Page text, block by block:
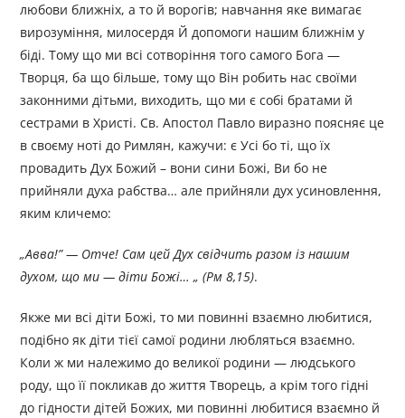
любови ближніх, а то й ворогів; навчання яке вимагає
вирозуміння, милосердя Й допомоги нашим ближнім у
біді. Тому що ми всі сотворіння того самого Бога —
Творця, ба що більше, тому що Він робить нас своїми
законними дітьми, виходить, що ми є собі братами й
сестрами в Христі. Св. Апостол Павло виразно поясняє це
в своєму ноті до Римлян, кажучи: є Усі бо ті, що їх
провадить Дух Божий – вони сини Божі, Ви бо не
прийняли духа рабства… але прийняли дух усиновлення,
яким кличемо:
„Авва!”— Отче! Сам цей Дух свідчить разом із нашим
духом, що ми — діти Божі…„ (Рм 8,15).
Якже ми всі діти Божі, то ми повинні взаємно любитися,
подібно як діти тієї самої родини любляться взаємно.
Коли ж ми належимо до великої родини — людського
роду, що її покликав до життя Творець, а крім того гідні
до гідности дітей Божих, ми повинні любитися взаємно й